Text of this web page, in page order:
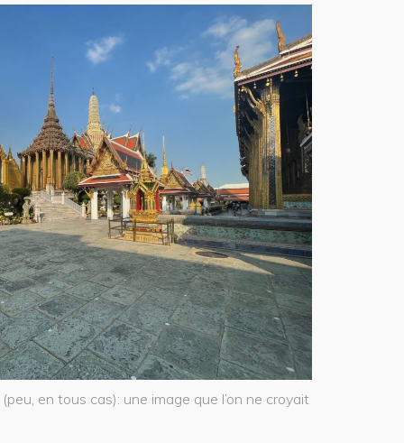
en tous cas): une image que l’on ne croyait